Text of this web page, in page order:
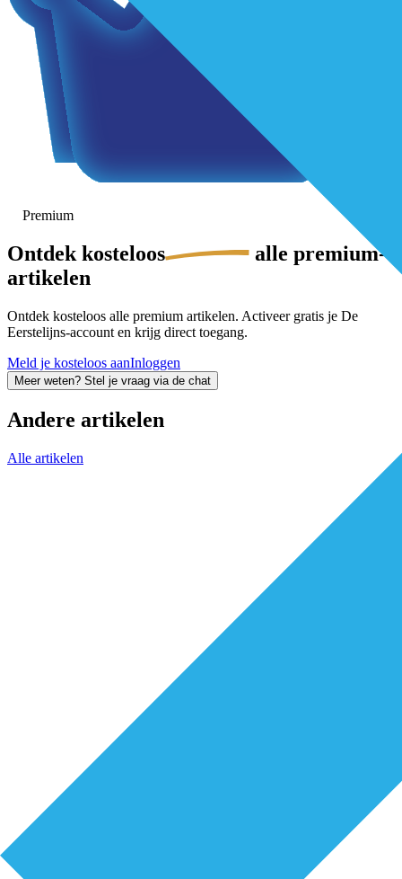
Premium
Ontdek kosteloos
alle premium-
artikelen
Ontdek kosteloos alle premium artikelen. Activeer gratis je De
Eerstelijns-account en krijg direct toegang.
Meld je kosteloos aanInloggen
Meer weten? Stel je vraag via de chat
Andere artikelen
Alle artikelen